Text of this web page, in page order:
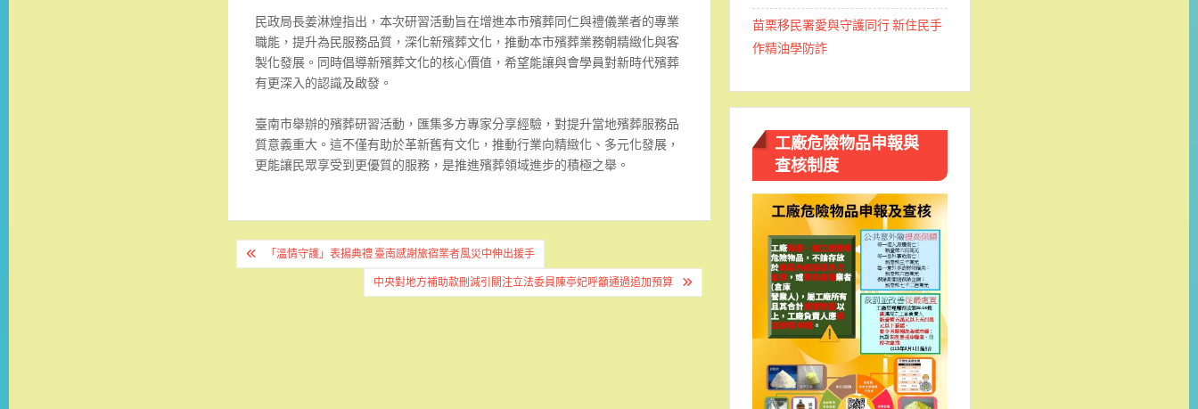
民政局長姜淋煌指出，本次研習活動旨在增進本市殯葬同仁與禮儀業者的專業
職能，提升為民服務品質，深化新殯葬文化，推動本市殯葬業務朝精緻化與客
製化發展。同時倡導新殯葬文化的核心價值，希望能讓與會學員對新時代殯葬
有更深入的認識及啟發。
臺南市舉辦的殯葬研習活動，匯集多方專家分享經驗，對提升當地殯葬服務品
質意義重大。這不僅有助於革新舊有文化，推動行業向精緻化、多元化發展，
更能讓民眾享受到更優質的服務，是推進殯葬領域進步的積極之舉。
文
章
「溫情守護」表揚典禮 臺南感謝旅宿業者風災中伸出援手
中央對地方補助款刪減引關注立法委員陳亭妃呼籲通過追加預算
苗栗移民署愛與守護同行 新住民手
作精油學防詐
工廠危險物品申報與
查核制度